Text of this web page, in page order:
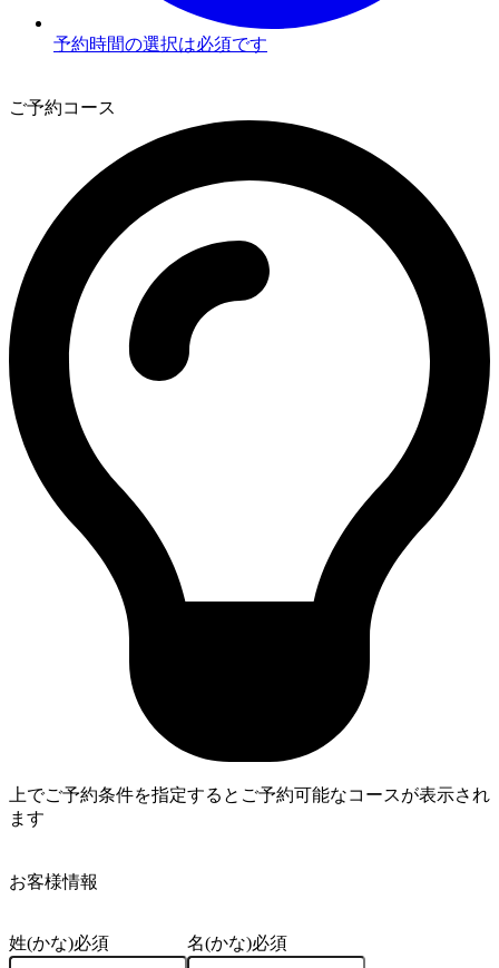
予約時間の選択は必須です
ご予約コース
上でご予約条件を指定するとご予約可能なコースが表示され
ます
お客様情報
姓(かな)必須 名(かな)必須